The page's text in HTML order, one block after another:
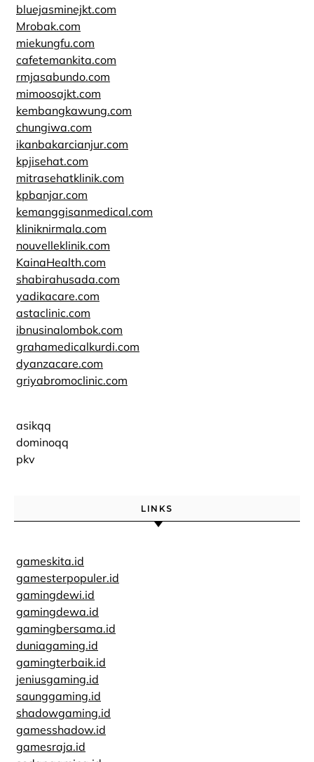
bluejasminejkt.com
Mrobak.com
miekungfu.com
cafetemankita.com
rmjasabundo.com
mimoosajkt.com
kembangkawung.com
chungiwa.com
ikanbakarcianjur.com
kpjisehat.com
mitrasehatklinik.com
kpbanjar.com
kemanggisanmedical.com
kliniknirmala.com
nouvelleklinik.com
KainaHealth.com
shabirahusada.com
yadikacare.com
astaclinic.com
ibnusinalombok.com
grahamedicalkurdi.com
dyanzacare.com
griyabromoclinic.com
asikqq
dominoqq
pkv
LINKS
gameskita.id
gamesterpopuler.id
gamingdewi.id
gamingdewa.id
gamingbersama.id
duniagaming.id
gamingterbaik.id
jeniusgaming.id
saunggaming.id
shadowgaming.id
gamesshadow.id
gamesraja.id